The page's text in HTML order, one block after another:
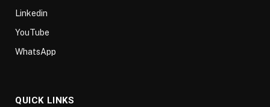
Linkedin
YouTube
WhatsApp
QUICK LINKS